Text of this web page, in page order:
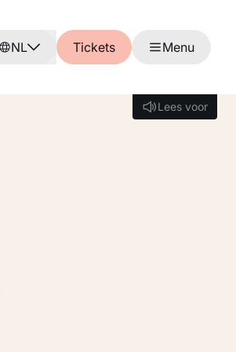
NL Tickets Menu
Lees voor
Lees voor